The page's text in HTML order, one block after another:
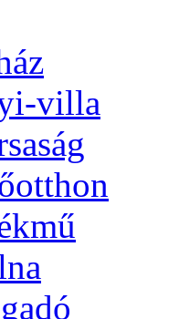
villa